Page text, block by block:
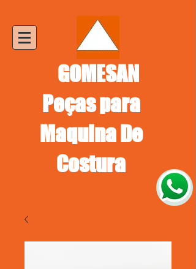
GOMESAN
Peças para
Maquina De
Costura